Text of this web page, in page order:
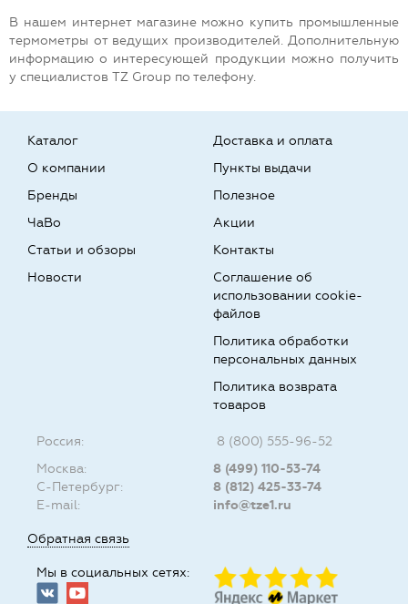
В нашем интернет магазине можно купить промышленные
термометры от ведущих производителей. Дополнительную
информацию о интересующей продукции можно получить
у специалистов TZ Group по телефону.
Каталог
О компании
Бренды
Доставка и оплата
Пункты выдачи
Полезное
ЧаВо
Статьи и обзоры
Новости
Акции
Контакты
Соглашение об
использовании cookie-
файлов
Политика обработки
персональных данных
Политика возврата
товаров
Россия:
8 (800) 555-96-52
Москва:
8 (499) 110-53-74
С-Петербург:
8 (812) 425-33-74
E-mail:
info@tze1.ru
Обратная связь
Мы в социальных сетях: